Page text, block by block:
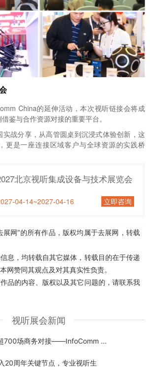
China的延伸活动，本次视听链接会将成
鉴与合作资源对接的重要平台。
实战分享，从高管圆桌到沉浸式体验创新，这
更是一座连接区域客户与全球资源的实践桥
北京视听集成设备与技术展览会
04-14~2027-04-16 立即咨询
展网”的所有作品，版权均属于去展网，转载
息，均转载自其它媒体，转载目的在于传递
网赞同其观点及对其真实性负责。
品的内容、版权以及其它问题的，请联系我
视听展会新闻
700场商务对接——InfoComm ...
20周年关键节点，专业视听生